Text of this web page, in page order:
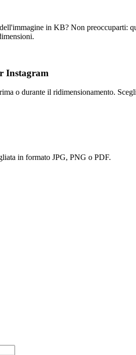
in KB? Non preoccuparti:
Instagram
o durante il ridimensionamento.
in formato JPG, PNG o PDF.